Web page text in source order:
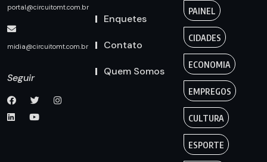
portal@circuitomt.com.br
midia@circuitomt.com.br
Seguir
Enquetes
Contato
Quem Somos
PAINEL
CIDADES
ECONOMIA
EMPREGOS
CULTURA
ESPORTE